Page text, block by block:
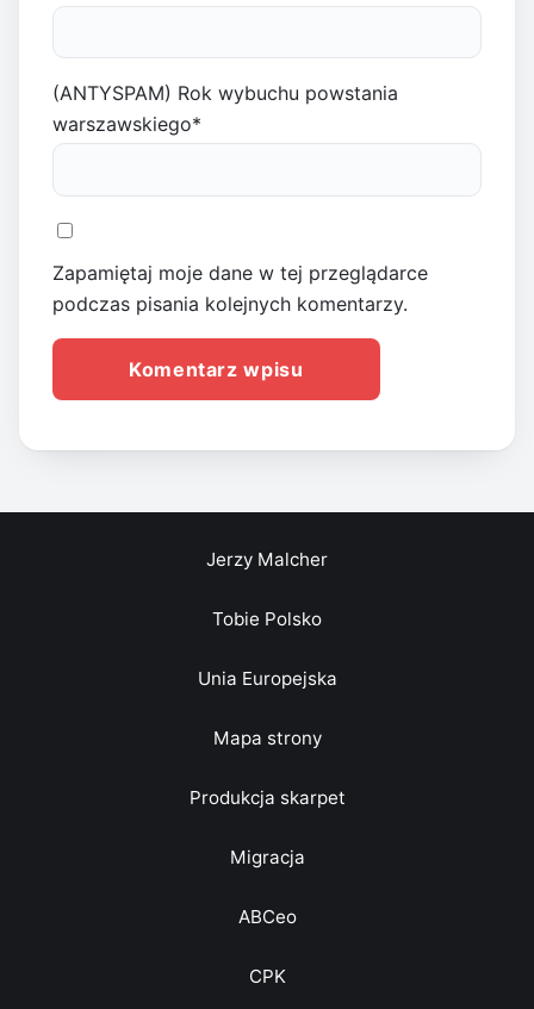
(ANTYSPAM) Rok wybuchu powstania
warszawskiego*
Zapamiętaj moje dane w tej przeglądarce
podczas pisania kolejnych komentarzy.
Jerzy Malcher
Tobie Polsko
Unia Europejska
Mapa strony
Produkcja skarpet
Migracja
ABCeo
CPK